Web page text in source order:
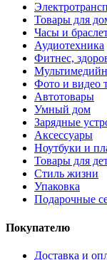
Товары для
Часы и
Аудиотехника
Фитнес,
Фото и видео
Автотовары
Умный дом
Зарядные
Аксессуары
Ноутбуки и
Товары для
Стиль жизни
Упаковка
Подарочные
Покупателю
Доставка и